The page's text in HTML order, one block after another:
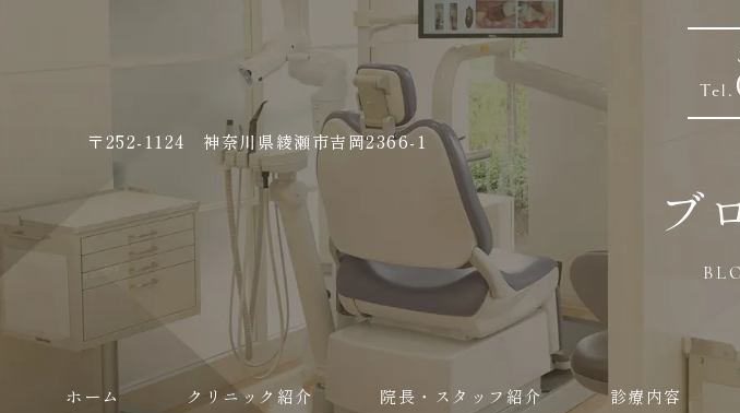
〒252-1124 神奈川県綾瀬市吉岡2366-1
Tel.
ブ
ホーム クリニック紹介 院長・スタッフ紹介 診療内容